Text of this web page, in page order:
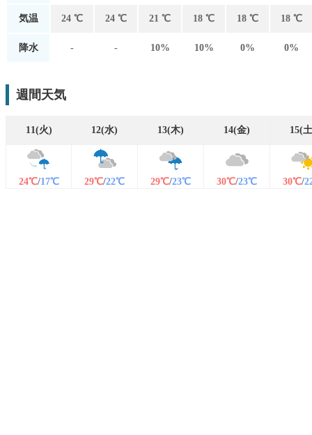
気温 24 ℃ 24 ℃ 21 ℃ 18 ℃ 18 ℃ 18 ℃
降水 - - 10% 10% 0% 0%
週間天気
11(火) 12(水) 13(木) 14(金) 15(
24℃/17℃ 29℃/22℃ 29℃/23℃ 30℃/23℃ 30℃/